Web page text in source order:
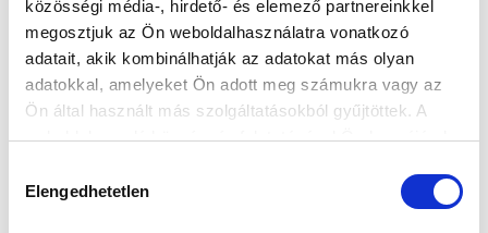
közösségi média-, hirdető- és elemező partnereinkkel
megosztjuk az Ön weboldalhasználatra vonatkozó
adatait, akik kombinálhatják az adatokat más olyan
adatokkal, amelyeket Ön adott meg számukra vagy az
Ön által használt más szolgáltatásokból gyűjtöttek. A
weboldalon való böngészés folytatásával Ön hozzájárul a
kiválasztása
Elengedhetetlen
2022-09-10 17:45:00
Csapatunk két góllal nyert az újonc szegedi együttes
ellen. Négy forduló után is kapott gól nélkül állunk.